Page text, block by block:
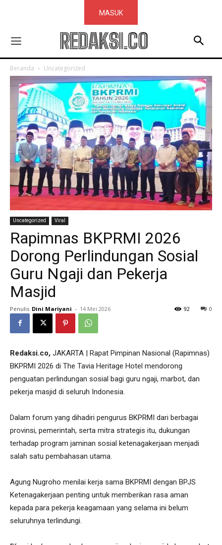
MASUK
REDAKSI.CO
Beranda Uncategorized
Uncategorized Viral
Rapimnas BKPRMI 2026
Dorong Perlindungan Sosial
Guru Ngaji dan Pekerja
Masjid
Penulis Dini Mariyani - 14 Mei 2026 0
92
Redaksi.co, JAKARTA | Rapat Pimpinan Nasional (Rapimnas)
BKPRMI 2026 di The Tavia Heritage Hotel mendorong
penguatan perlindungan sosial bagi guru ngaji, marbot, dan
pekerja masjid di seluruh Indonesia.
Dalam forum yang dihadiri pengurus BKPRMI dari berbagai
provinsi, pemerintah, serta mitra strategis itu, dukungan
terhadap program jaminan sosial ketenagakerjaan menjadi
salah satu pembahasan utama.
Agung Nugroho menilai kerja sama BKPRMI dengan BPJS
Ketenagakerjaan penting untuk memberikan rasa aman
kepada para pekerja keagamaan yang selama ini belum
seluruhnya terlindungi.